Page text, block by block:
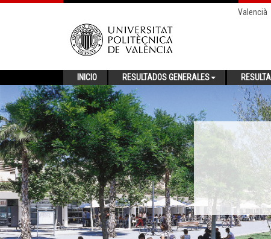
Valencià
INICIO RESULTADOS GENERALES